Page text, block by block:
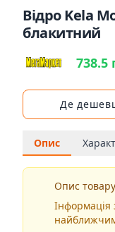
Відро Kela
блакитний
738.5
Де
Опис
Опис товару
Інформація